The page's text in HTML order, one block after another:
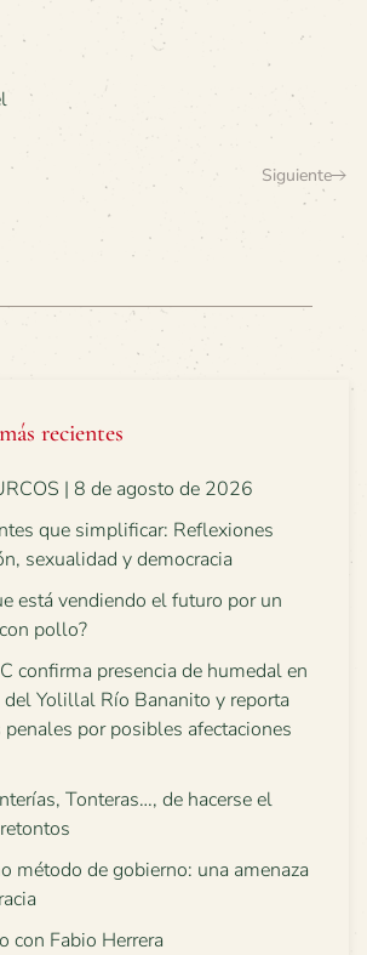
Siguiente
recientes
| 8 de agosto de 2026
que simplificar: Reflexiones
sexualidad y democracia
está vendiendo el futuro por un
pollo?
confirma presencia de humedal en
Yolillal Río Bananito y reporta
por posibles afectaciones
Tonteras…, de hacerse el
método de gobierno: una amenaza
con Fabio Herrera